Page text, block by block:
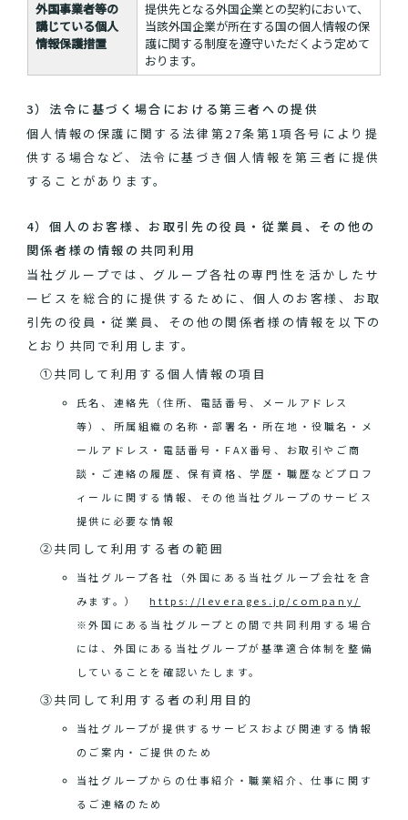
外国事業者等の
講じている個人
情報保護措置
提供先となる外国企業との契約において、
当該外国企業が所在する国の個人情報の保
護に関する制度を遵守いただくよう定めて
おります。
3）法令に基づく場合における第三者への提供
個人情報の保護に関する法律第27条第1項各号により提
供する場合など、法令に基づき個人情報を第三者に提供
することがあります。
4）個人のお客様、お取引先の役員・従業員、その他の
関係者様の情報の共同利用
当社グループでは、グループ各社の専門性を活かしたサ
ービスを総合的に提供するために、個人のお客様、お取
引先の役員・従業員、その他の関係者様の情報を以下の
とおり共同で利用します。
①共同して利用する個人情報の項目
氏名、連絡先（住所、電話番号、メールアドレス
等）、所属組織の名称・部署名・所在地・役職名・メ
ールアドレス・電話番号・FAX番号、お取引やご商
談・ご連絡の履歴、保有資格、学歴・職歴などプロフ
ィールに関する情報、その他当社グループのサービス
提供に必要な情報
②共同して利用する者の範囲
当社グループ各社（外国にある当社グループ会社を含
みます。） https://leverages.jp/company/
※外国にある当社グループとの間で共同利用する場合
には、外国にある当社グループが基準適合体制を整備
していることを確認いたします。
③共同して利用する者の利用目的
当社グループが提供するサービスおよび関連する情報
のご案内・ご提供のため
当社グループからの仕事紹介・職業紹介、仕事に関す
るご連絡のため